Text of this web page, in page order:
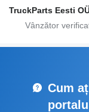
TruckParts Eesti
Cum